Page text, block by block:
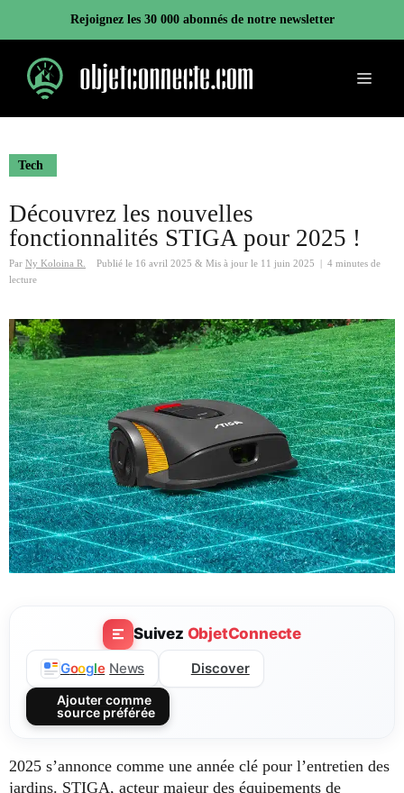
contenu
Rejoignez les 30 000 abonnés de notre newsletter
Menu
Tech
Découvrez les nouvelles
fonctionnalités STIGA pour 2025 !
Par Ny Koloina R. Publié le 16 avril 2025 & Mis à jour le 11 juin 2025
4 minutes de
lecture
Suivez ObjetConnecte
Google News Discover
Ajouter comme
source préférée
2025 s’annonce comme une année clé pour l’entretien des
jardins. STIGA, acteur majeur des équipements de